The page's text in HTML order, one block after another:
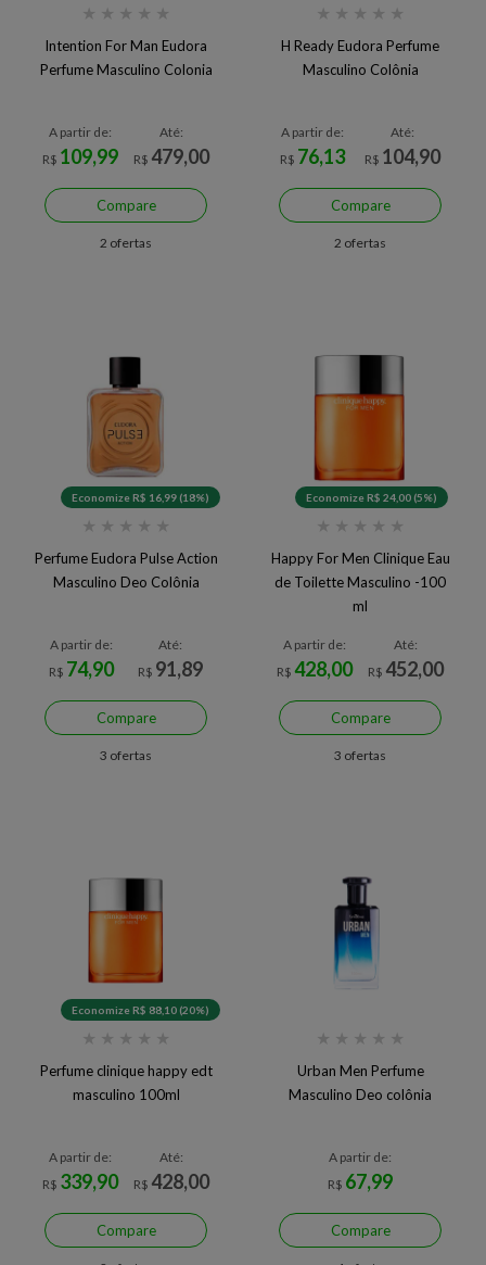
★ ★ ★ ★ ★
Intention For Man Eudora
Perfume Masculino Colonia
A partir de:
R$ 109,99
Até:
R$ 479,00
Compare
2 ofertas
★ ★ ★ ★ ★
H Ready Eudora Perfume
Masculino Colônia
A partir de:
R$ 76,13
Até:
R$ 104,90
Compare
2 ofertas
Economize R$ 16,99 (18%)
★ ★ ★ ★ ★
Perfume Eudora Pulse Action
Masculino Deo Colônia
A partir de:
R$ 74,90
Até:
R$ 91,89
Compare
3 ofertas
Economize R$ 24,00 (5%)
★ ★ ★ ★ ★
Happy For Men Clinique Eau
de Toilette Masculino -100
ml
A partir de:
R$ 428,00
Até:
R$ 452,00
Compare
3 ofertas
Economize R$ 88,10 (20%)
★ ★ ★ ★ ★
Perfume clinique happy edt
masculino 100ml
A partir de:
R$ 339,90
Até:
R$ 428,00
Compare
★ ★ ★ ★ ★
Urban Men Perfume
Masculino Deo colônia
A partir de:
R$ 67,99
Compare